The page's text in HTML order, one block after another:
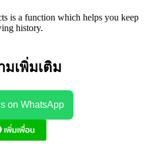
is a function which helps you keep
history.
มเพิ่มเติม
on WhatsApp